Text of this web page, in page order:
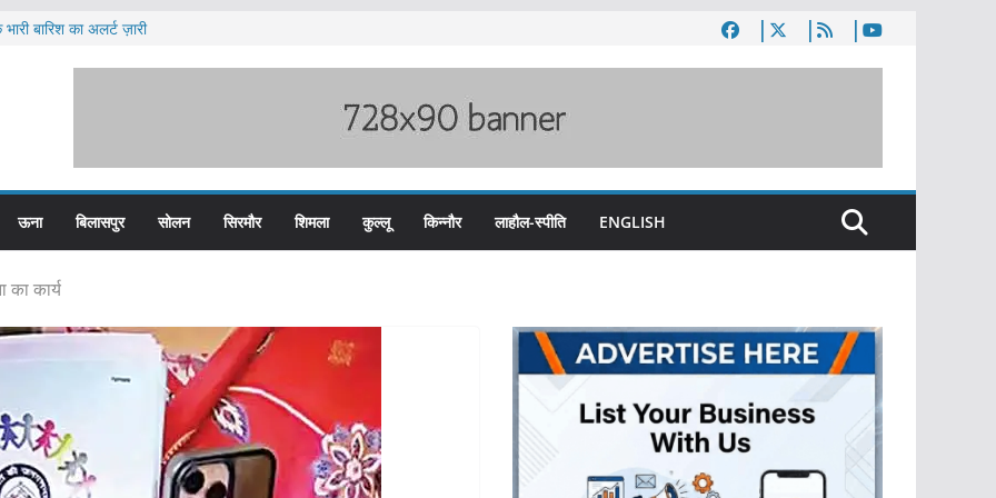
बारिश का अलर्ट ज़ारी
बस प्लस कार्ड से होगा रियायती सफर
ऊना बिलासपुर सोलन सिरमौर शिमला कुल्लू किन्नौर लाहौल-स्पीति ENGLISH
का कार्य